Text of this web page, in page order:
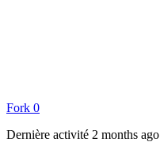
Fork 0
Dernière activité 2 months ago